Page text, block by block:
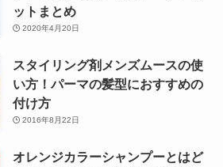
ットまとめ
2020年4月20日
スタイリング剤メンズムースの使
い方！パーマの髪型におすすめの
付け方
2016年8月22日
オレンジカラーシャンプーとはど